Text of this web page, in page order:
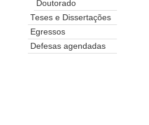
Doutorado
Teses e Dissertações
Egressos
Defesas agendadas